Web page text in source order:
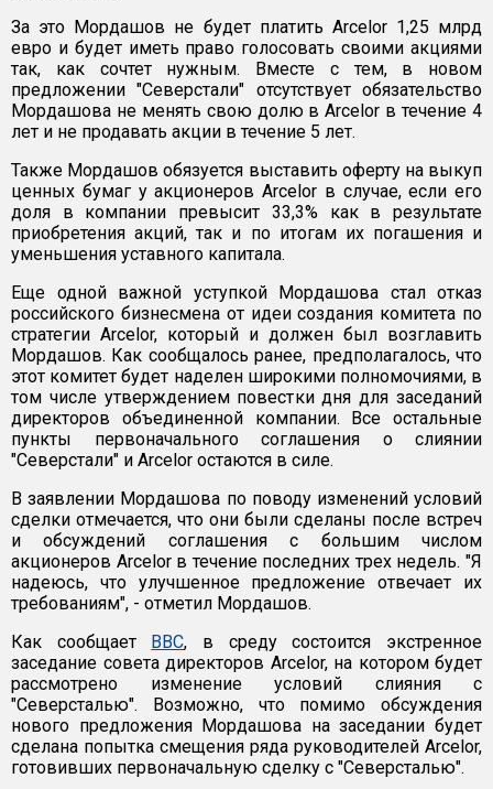
За это Мордашов не будет платить Arcelor 1,25 млрд
евро и будет иметь право голосовать своими акциями
так, как сочтет нужным. Вместе с тем, в новом
предложении "Северстали" отсутствует обязательство
Мордашова не менять свою долю в Arcelor в течение 4
лет и не продавать акции в течение 5 лет.
Также Мордашов обязуется выставить оферту на выкуп
ценных бумаг у акционеров Arcelor в случае, если его
доля в компании превысит 33,3% как в результате
приобретения акций, так и по итогам их погашения и
уменьшения уставного капитала.
Еще одной важной уступкой Мордашова стал отказ
российского бизнесмена от идеи создания комитета по
стратегии Arcelor, который и должен был возглавить
Мордашов. Как сообщалось ранее, предполагалось, что
этот комитет будет наделен широкими полномочиями, в
том числе утверждением повестки дня для заседаний
директоров объединенной компании. Все остальные
пункты первоначального соглашения о слиянии
"Северстали" и Arcelor остаются в силе.
В заявлении Мордашова по поводу изменений условий
сделки отмечается, что они были сделаны после встреч
и обсуждений соглашения с большим числом
акционеров Arcelor в течение последних трех недель. "Я
надеюсь, что улучшенное предложение отвечает их
требованиям", - отметил Мордашов.
Как сообщает ВВС, в среду состоится экстренное
заседание совета директоров Arcelor, на котором будет
рассмотрено изменение условий слияния с
"Северсталью". Возможно, что помимо обсуждения
нового предложения Мордашова на заседании будет
сделана попытка смещения ряда руководителей Arcelor,
готовивших первоначальную сделку с "Северсталью".